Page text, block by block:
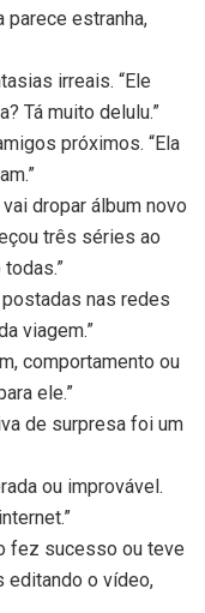
parece estranha,
irreais. “Ele
Tá muito delulu.”
próximos. “Ela
vai dropar álbum novo
três séries ao
nas redes
viagem.”
comportamento ou
ele.”
de surpresa foi um
ou improvável.
fez sucesso ou teve
editando o vídeo,